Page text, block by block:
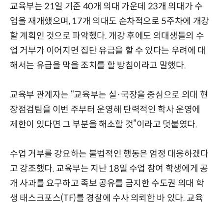
교육부는 21일 기준 40개 의대 가운데 23개 의대가 수
업을 재개했으며, 17개 의대도 순차적으로 5주차에 개강
할 계획인 것으로 파악했다. 개강 후에도 의대생들의 수
업 거부가 이어지면 집단 유급을 할 수 있다는 우려에 대
해서는 유급을 막을 조치를 할 방침이라고 말했다.
교육부 관계자는 “교육부는 실·국장을 중심으로 의대 현
장점검팀을 이번 주부터 운영해 탄력적인 학사 운영에
제한이 있다면 그 부분을 해소할 것”이라고 덧붙였다.
수업 거부를 강요하는 불법적인 행동은 엄정 대응하겠다
고 강조했다. 교육부는 지난 18일 수업 참여 학생에게 공
개 사과를 요구하고 족보 공유를 금지한 수도권 의대 학
생 태스크포스(TF)를 경찰에 수사 의뢰한 바 있다. 교육